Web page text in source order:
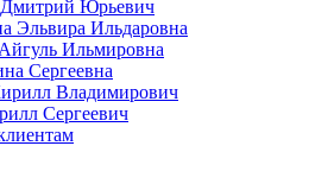
Юрьевич
Эльвира Ильдаровна
Ильмировна
Сергеевна
Владимирович
Сергеевич